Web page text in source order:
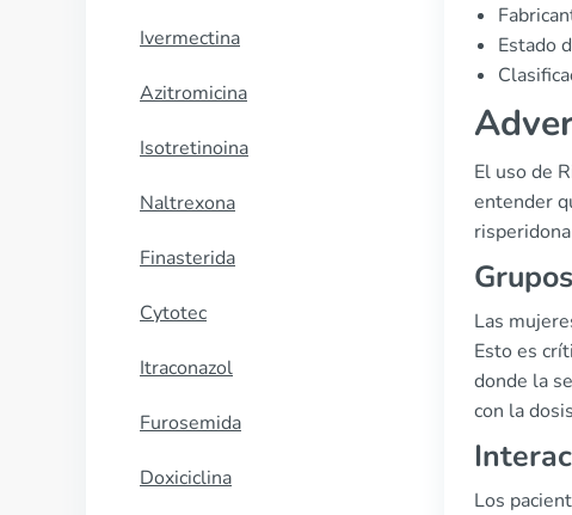
Ivermectina
Azitromicina
Isotretinoina
Naltrexona
Finasterida
Cytotec
Itraconazol
Furosemida
Doxiciclina
Estado
El uso de
entender
Las
Esto es
donde la
con la
Los